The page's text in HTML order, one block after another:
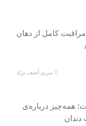
مراقبت کامل از دهان
مریم آصف نژاد
همه‌چیز درباره‌ی
دندان